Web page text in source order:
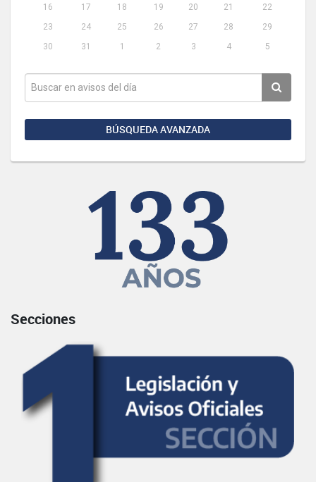
16
17 18 19 20 21
22
23
24 25 26 27 28
29
30
31 1 2 3 4 5
BÚSQUEDA AVANZADA
Secciones